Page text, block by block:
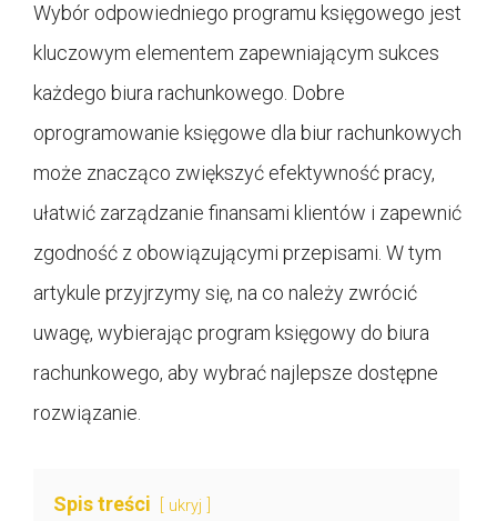
Wybór odpowiedniego programu księgowego jest
kluczowym elementem zapewniającym sukces
każdego biura rachunkowego. Dobre
oprogramowanie księgowe dla biur rachunkowych
może znacząco zwiększyć efektywność pracy,
ułatwić zarządzanie finansami klientów i zapewnić
zgodność z obowiązującymi przepisami. W tym
artykule przyjrzymy się, na co należy zwrócić
uwagę, wybierając program księgowy do biura
rachunkowego, aby wybrać najlepsze dostępne
rozwiązanie.
Spis treści ukryj